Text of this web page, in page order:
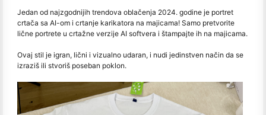
Jedan od najzgodnijih trendova oblačenja 2024. godine je portret
crtača sa AI-om i crtanje karikatora na majicama! Samo pretvorite
lične portrete u crtažne verzije AI softvera i štampajte ih na majicama.
Ovaj stil je igran, lični i vizualno udaran, i nudi jedinstven način da se
izraziš ili stvoriš poseban poklon.